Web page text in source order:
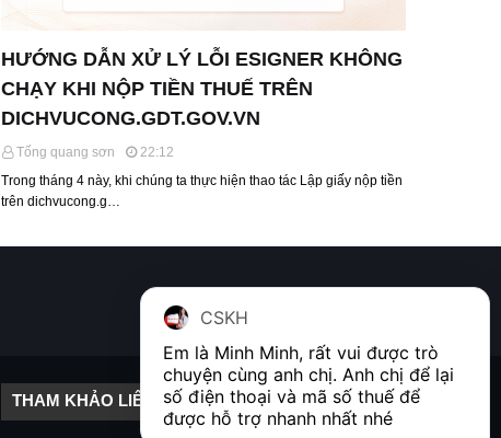
HƯỚNG DẪN XỬ LÝ LỖI ESIGNER KHÔNG
CHẠY KHI NỘP TIỀN THUẾ TRÊN
DICHVUCONG.GDT.GOV.VN
Tống quang sơn
22:12
Trong tháng 4 này, khi chúng ta thực hiện thao tác Lập giấy nộp tiền
trên dichvucong.g…
THAM KHẢO LIÊN KẾT
CSKH
Em là Minh Minh, rất vui được trò
chuyện cùng anh chị. Anh chị để lại
số điện thoại và mã số thuế để
được hỗ trợ nhanh nhất nhé